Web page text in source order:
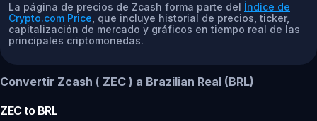
La página de precios de Zcash forma parte del Índice de
Crypto.com Price , que incluye historial de precios, ticker,
capitalización de mercado y gráficos en tiempo real de las
principales criptomonedas.
Convertir Zcash ( ZEC ) a Brazilian Real (BRL)
ZEC to BRL